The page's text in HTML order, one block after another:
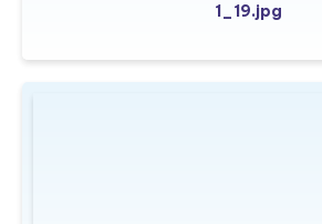
1_19.jpg